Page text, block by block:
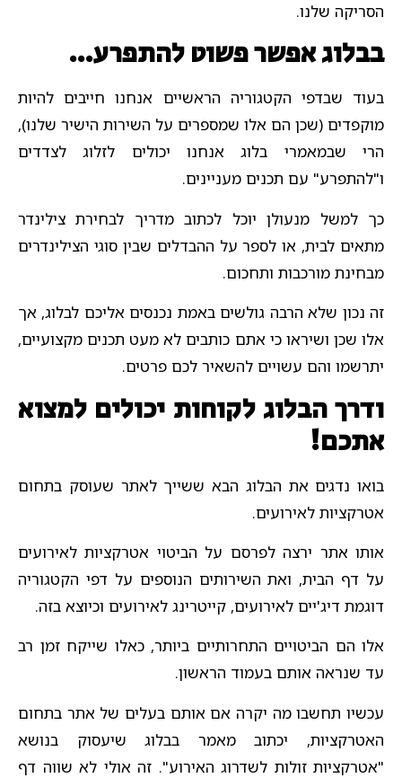
הסריקה שלנו.
בבלוג אפשר פשוט להתפרע…
בעוד שבדפי הקטגוריה הראשיים אנחנו חייבים להיות
מוקפדים (שכן הם אלו שמספרים על השירות הישיר שלנו),
הרי שבמאמרי בלוג אנחנו יכולים לזלוג לצדדים
ו"להתפרע" עם תכנים מעניינים.
כך למשל מנעולן יוכל לכתוב מדריך לבחירת צילינדר
מתאים לבית, או לספר על ההבדלים שבין סוגי הצילינדרים
מבחינת מורכבות ותחכום.
זה נכון שלא הרבה גולשים באמת נכנסים אליכם לבלוג, אך
אלו שכן ושיראו כי אתם כותבים לא מעט תכנים מקצועיים,
יתרשמו והם עשויים להשאיר לכם פרטים.
ודרך הבלוג לקוחות יכולים למצוא
אתכם!
בואו נדגים את הבלוג הבא ששייך לאתר שעוסק בתחום
אטרקציות לאירועים.
אותו אתר ירצה לפרסם על הביטוי אטרקציות לאירועים
על דף הבית, ואת השירותים הנוספים על דפי הקטגוריה
דוגמת דיג'יים לאירועים, קייטרינג לאירועים וכיוצא בזה.
אלו הם הביטויים התחרותיים ביותר, כאלו שייקח זמן רב
עד שנראה אותם בעמוד הראשון.
עכשיו תחשבו מה יקרה אם אותם בעלים של אתר בתחום
האטרקציות, יכתוב מאמר בבלוג שיעסוק בנושא
"אטרקציות זולות לשדרוג האירוע". זה אולי לא שווה דף